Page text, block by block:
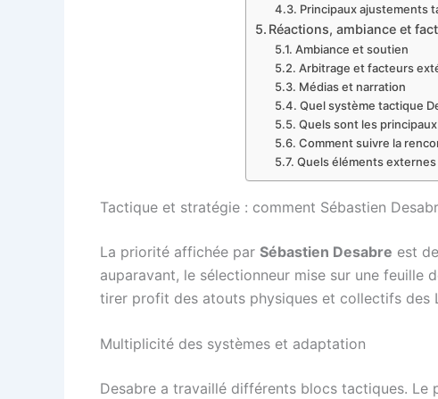
Principaux ajustements
Réactions, ambiance et
Ambiance et soutien
Arbitrage et facteurs
Médias et narration
Quel système tactique
Quels sont les
Comment suivre la
Quels éléments
Tactique et stratégie : comment Sébastien
La priorité affichée par Sébastien Desabre est
auparavant, le sélectionneur mise sur une feuille
tirer profit des atouts physiques et collectifs des
Multiplicité des systèmes et adaptation
Desabre a travaillé différents blocs tactiques. Le